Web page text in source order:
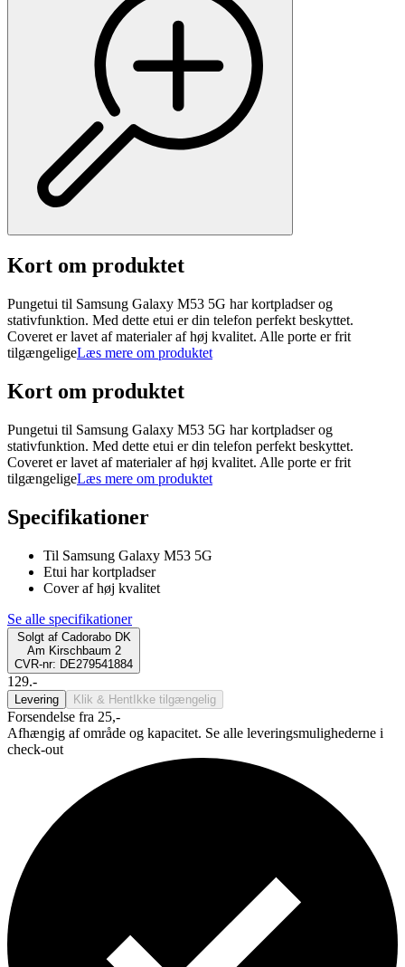
Kort om produktet
Pungetui til Samsung Galaxy M53 5G har kortpladser og
stativfunktion. Med dette etui er din telefon perfekt beskyttet.
Coveret er lavet af materialer af høj kvalitet. Alle porte er frit
tilgængeligeLæs mere om produktet
Kort om produktet
Pungetui til Samsung Galaxy M53 5G har kortpladser og
stativfunktion. Med dette etui er din telefon perfekt beskyttet.
Coveret er lavet af materialer af høj kvalitet. Alle porte er frit
tilgængeligeLæs mere om produktet
Specifikationer
Til Samsung Galaxy M53 5G
Etui har kortpladser
Cover af høj kvalitet
Se alle specifikationer
Solgt af Cadorabo DK
Am Kirschbaum 2
CVR-nr: DE279541884
129.-
Levering Klik & Hent Ikke tilgængelig
Forsendelse fra 25,-
Afhængig af område og kapacitet. Se alle leveringsmulighederne i
check-out